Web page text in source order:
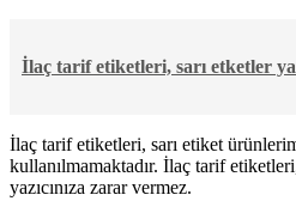
İlaç tarif etiketleri, sarı etketler
İlaç tarif etiketleri, sarı etiket
kullanılmamaktadır. İlaç tarif
yazıcınıza zarar vermez.